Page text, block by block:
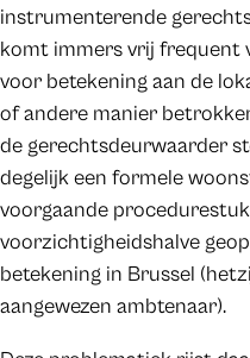
instrumenterende
komt immers vrij
voor betekening aan de
of andere manier
de gerechtsdeurwaarder
degelijk een formele
voorgaande
voorzichtigheidshalve
betekening in Brussel
aangewezen ambtenaar).